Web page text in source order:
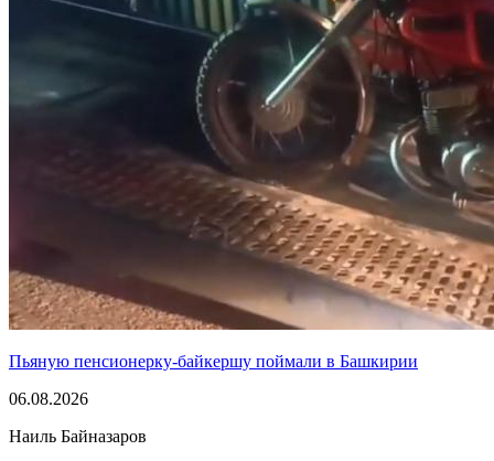
Пьяную пенсионерку-байкершу поймали в Башкирии
06.08.2026
Наиль Байназаров